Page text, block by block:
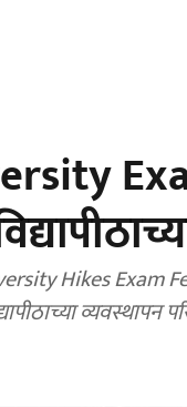
: सावित्रीबाई फुले पुणे विद्यापीठाने परीक्षा शुल्क
व्यवस्थापन